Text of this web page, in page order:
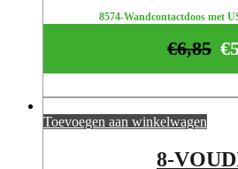
8574-Wandcontactdoos met
€
€6,85
Toevoegen aan winkelwagen
8-